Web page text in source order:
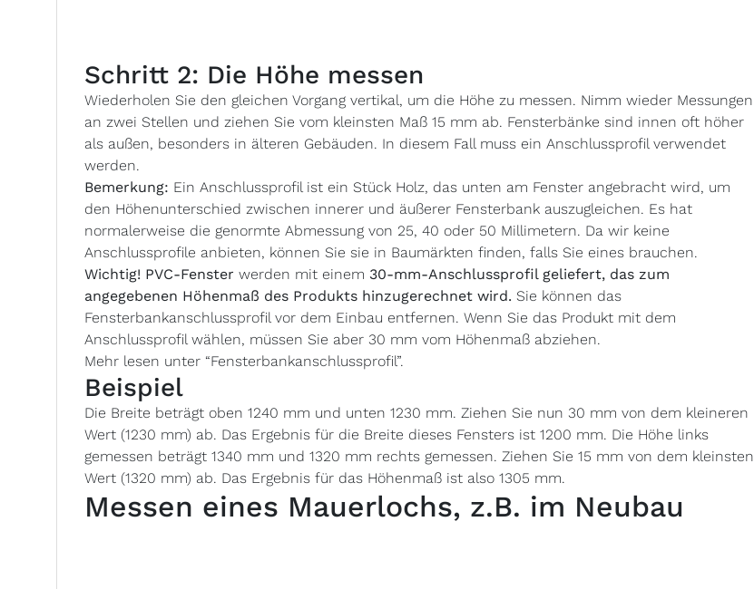
Schritt 2: Die Höhe messen
Wiederholen Sie den gleichen Vorgang vertikal, um die Höhe zu messen. Nimm wieder Messungen
an zwei Stellen und ziehen Sie vom kleinsten Maß 15 mm ab. Fensterbänke sind innen oft höher
als außen, besonders in älteren Gebäuden. In diesem Fall muss ein Anschlussprofil verwendet
werden.
Bemerkung: Ein Anschlussprofil ist ein Stück Holz, das unten am Fenster angebracht wird, um
den Höhenunterschied zwischen innerer und äußerer Fensterbank auszugleichen. Es hat
normalerweise die genormte Abmessung von 25, 40 oder 50 Millimetern. Da wir keine
Anschlussprofile anbieten, können Sie sie in Baumärkten finden, falls Sie eines brauchen.
Wichtig! PVC-Fenster werden mit einem 30-mm-Anschlussprofil geliefert, das zum
angegebenen Höhenmaß des Produkts hinzugerechnet wird. Sie können das
Fensterbankanschlussprofil vor dem Einbau entfernen. Wenn Sie das Produkt mit dem
Anschlussprofil wählen, müssen Sie aber 30 mm vom Höhenmaß abziehen.
Mehr lesen unter “Fensterbankanschlussprofil”.
Beispiel
Die Breite beträgt oben 1240 mm und unten 1230 mm. Ziehen Sie nun 30 mm von dem kleineren
Wert (1230 mm) ab. Das Ergebnis für die Breite dieses Fensters ist 1200 mm. Die Höhe links
gemessen beträgt 1340 mm und 1320 mm rechts gemessen. Ziehen Sie 15 mm von dem kleinsten
Wert (1320 mm) ab. Das Ergebnis für das Höhenmaß ist also 1305 mm.
Messen eines Mauerlochs, z.B. im Neubau